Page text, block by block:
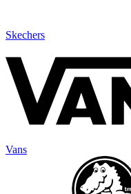
Skechers
Vans